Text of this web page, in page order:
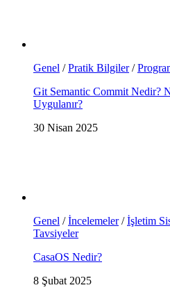
Genel /Pratik Bilgiler/
Git Semantic Commit Nedir?
Uygulanır?
30 Nisan 2025
Genel /İncelemeler/İşletim
Tavsiyeler
CasaOS Nedir?
8 Şubat 2025